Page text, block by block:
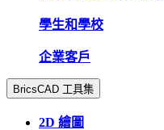
學生和學校
企業客戶
BricsCAD 工具集
2D 繪圖